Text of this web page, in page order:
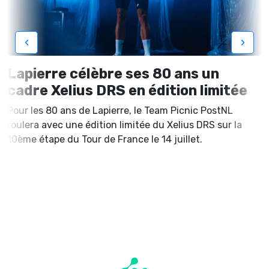
Lapierre célèbre ses 80 ans un
cadre Xelius DRS en édition limitée
Pour les 80 ans de Lapierre, le Team Picnic PostNL
roulera avec une édition limitée du Xelius DRS sur la
10ème étape du Tour de France le 14 juillet.
‹ ›